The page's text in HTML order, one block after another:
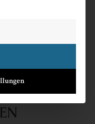
DEN